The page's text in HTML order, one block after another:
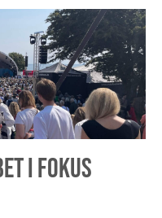
I FOKUS